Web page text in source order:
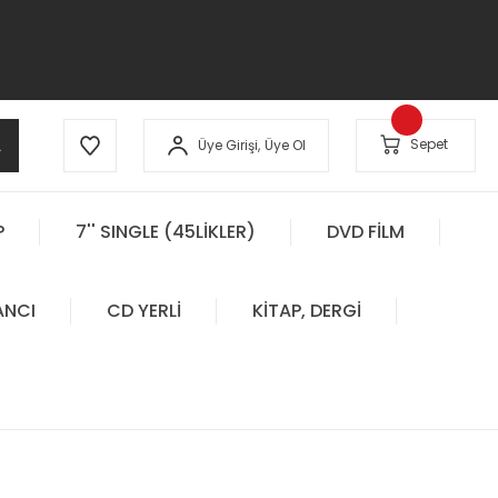
Üye Girişi, Üye Ol Sepet
7'' SINGLE (45LİKLER) DVD FİLM
CD YERLİ KİTAP, DERGİ